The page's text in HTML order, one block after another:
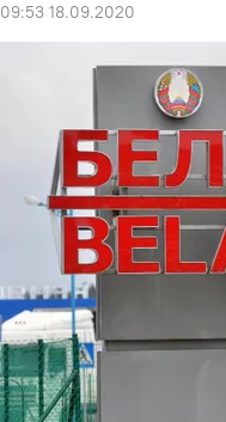
09:53 18.09.2020